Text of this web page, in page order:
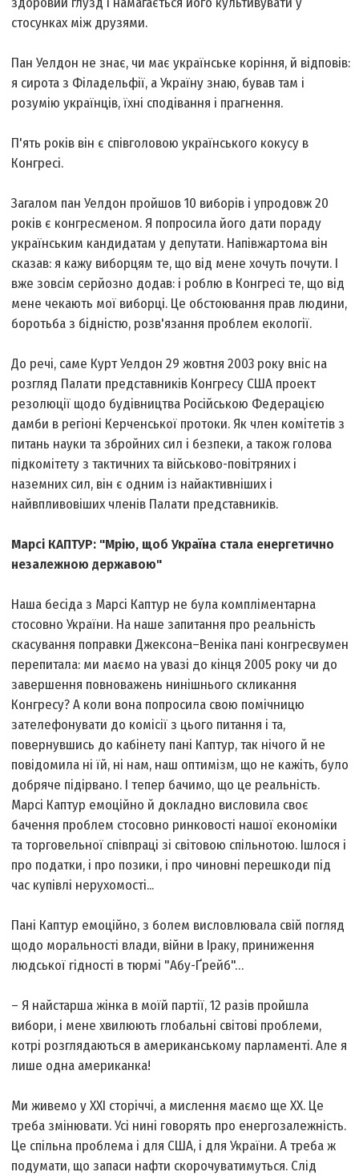
стосунках між друзями.
Пан Уелдон не знає, чи має українське коріння, й відповів:
я сирота з Філадельфії, а Україну знаю, бував там і
розумію українців, їхні сподівання і прагнення.
П'ять років він є співголовою українського кокусу в
Конгресі.
Загалом пан Уелдон пройшов 10 виборів і упродовж 20
років є конгресменом. Я попросила його дати пораду
українським кандидатам у депутати. Напівжартома він
сказав: я кажу виборцям те, що від мене хочуть почути. І
вже зовсім серйозно додав: і роблю в Конгресі те, що від
мене чекають мої виборці. Це обстоювання прав людини,
боротьба з бідністю, розв'язання проблем екології.
До речі, саме Курт Уелдон 29 жовтня 2003 року вніс на
розгляд Палати представників Конгресу США проект
резолюції щодо будівництва Російською Федерацією
дамби в регіоні Керченської протоки. Як член комітетів з
питань науки та збройних сил і безпеки, а також голова
підкомітету з тактичних та військово-повітряних і
наземних сил, він є одним із найактивніших і
найвпливовіших членів Палати представників.
Марсі КАПТУР: "Мрію, щоб Україна стала енергетично
незалежною державою"
Наша бесіда з Марсі Каптур не була компліментарна
стосовно України. На наше запитання про реальність
скасування поправки Джексона–Веніка пані конгресвумен
перепитала: ми маємо на увазі до кінця 2005 року чи до
завершення повноважень нинішнього скликання
Конгресу? А коли вона попросила свою помічницю
зателефонувати до комісії з цього питання і та,
повернувшись до кабінету пані Каптур, так нічого й не
повідомила ні їй, ні нам, наш оптимізм, що не кажіть, було
добряче підірвано. І тепер бачимо, що це реальність.
Марсі Каптур емоційно й докладно висловила своє
бачення проблем стосовно ринковості нашої економіки
та торговельної співпраці зі світовою спільнотою. Ішлося і
про податки, і про позики, і про чиновні перешкоди під
час купівлі нерухомості...
Пані Каптур емоційно, з болем висловлювала свій погляд
щодо моральності влади, війни в Іраку, приниження
людської гідності в тюрмі "Абу-Ґрейб"…
– Я найстарша жінка в моїй партії, 12 разів пройшла
вибори, і мене хвилюють глобальні світові проблеми,
котрі розглядаються в американському парламенті. Але я
лише одна американка!
Ми живемо у ХХІ сторіччі, а мислення маємо ще ХХ. Це
треба змінювати. Усі нині говорять про енергозалежність.
Це спільна проблема і для США, і для України. А треба ж
подумати, що запаси нафти скорочуватимуться. Слід